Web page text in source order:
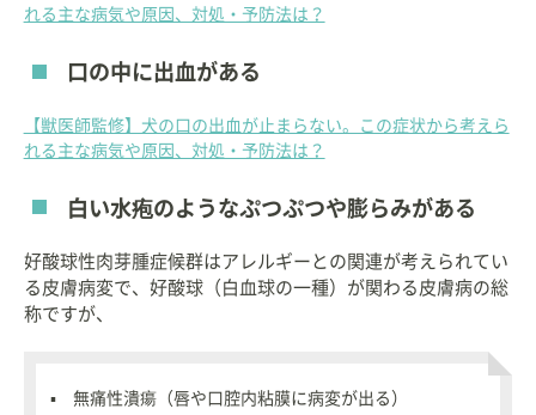
れる主な病気や原因、対処・予防法は？
口の中に出血がある
【獣医師監修】犬の口の出血が止まらない。この症状から考えら
れる主な病気や原因、対処・予防法は？
白い水疱のようなぷつぷつや膨らみがある
好酸球性肉芽腫症候群はアレルギーとの関連が考えられてい
る皮膚病変で、好酸球（白血球の一種）が関わる皮膚病の総
称ですが、
▪ 無痛性潰瘍（唇や口腔内粘膜に病変が出る）